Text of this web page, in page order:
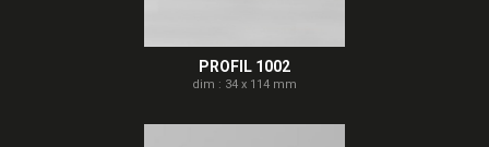
PROFIL 1002
dim : 34 x 114 mm